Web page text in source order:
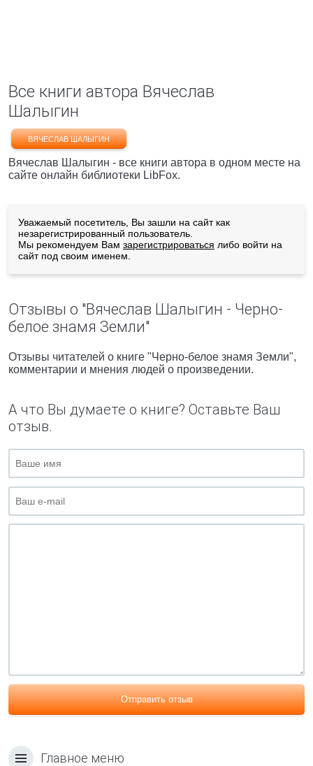
Все книги автора Вячеслав
Шалыгин
ВЯЧЕСЛАВ ШАЛЫГИН
Вячеслав Шалыгин - все книги автора в одном месте на
сайте онлайн библиотеки LibFox.
Уважаемый посетитель, Вы зашли на сайт как
незарегистрированный пользователь.
Мы рекомендуем Вам зарегистрироваться либо войти на
сайт под своим именем.
Отзывы о "Вячеслав Шалыгин - Черно-
белое знамя Земли"
Отзывы читателей о книге "Черно-белое знамя Земли",
комментарии и мнения людей о произведении.
А что Вы думаете о книге? Оставьте Ваш
отзыв.
Отправить отзыв
Главное меню